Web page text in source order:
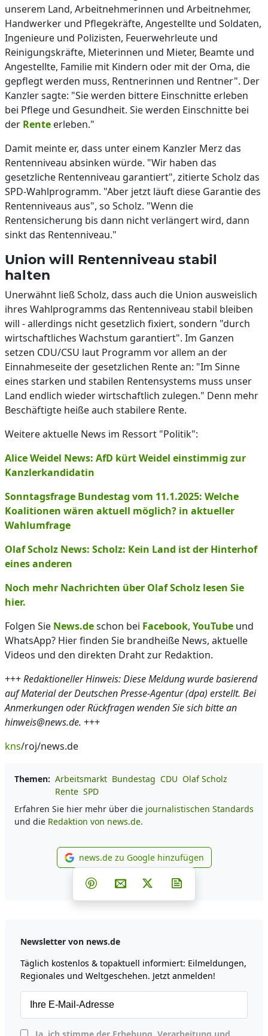
unserem Land, Arbeitnehmerinnen und Arbeitnehmer,
Handwerker und Pflegekräfte, Angestellte und Soldaten,
Ingenieure und Polizisten, Feuerwehrleute und
Reinigungskräfte, Mieterinnen und Mieter, Beamte und
Angestellte, Familie mit Kindern oder mit der Oma, die
gepflegt werden muss, Rentnerinnen und Rentner". Der
Kanzler sagte: "Sie werden bittere Einschnitte erleben
bei Pflege und Gesundheit. Sie werden Einschnitte bei
der Rente erleben."
Damit meinte er, dass unter einem Kanzler Merz das
Rentenniveau absinken würde. "Wir haben das
gesetzliche Rentenniveau garantiert", zitierte Scholz das
SPD-Wahlprogramm. "Aber jetzt läuft diese Garantie des
Rentenniveaus aus", so Scholz. "Wenn die
Rentensicherung bis dann nicht verlängert wird, dann
sinkt das Rentenniveau."
Union will Rentenniveau stabil
halten
Unerwähnt ließ Scholz, dass auch die Union ausweislich
ihres Wahlprogramms das Rentenniveau stabil bleiben
will - allerdings nicht gesetzlich fixiert, sondern "durch
wirtschaftliches Wachstum garantiert". Im Ganzen
setzen CDU/CSU laut Programm vor allem an der
Einnahmeseite der gesetzlichen Rente an: "Im Sinne
eines starken und stabilen Rentensystems muss unser
Land endlich wieder wirtschaftlich zulegen." Denn mehr
Beschäftigte heiße auch stabilere Rente.
Weitere aktuelle News im Ressort "Politik":
Alice Weidel News: AfD kürt Weidel einstimmig zur
Kanzlerkandidatin
Sonntagsfrage Bundestag vom 11.1.2025: Welche
Koalitionen wären aktuell möglich? in aktueller
Wahlumfrage
Olaf Scholz News: Scholz: Kein Land ist der Hinterhof
eines anderen
Noch mehr Nachrichten über Olaf Scholz lesen Sie
hier.
Folgen Sie News.deschon bei Facebook, YouTube und
WhatsApp? Hier finden Sie brandheiße News, aktuelle
Videos und den direkten Draht zur Redaktion.
+++Redaktioneller Hinweis: Diese Meldung wurde basierend
auf Material der Deutschen Presse-Agentur (dpa) erstellt. Bei
Anmerkungen oder Rückfragen wenden Sie sich bitte an
hinweis@news.de. +++
kns/roj/news.de
Themen: Arbeitsmarkt Bundestag CDU Olaf Scholz
Rente SPD
Erfahren Sie hier mehr über die journalistischen Standards
und die Redaktion von news.de.
news.de zu Google
news.de zu Google hinzufügen
Teilen auf Facebook
Teilen auf Whatsapp
Teilen auf Telegram
Teilen auf Pinterest
Per E-Mail teilen
Post auf X
Newsletter von news.de
Täglich kostenlos & topaktuell informiert: Eilmeldungen,
Regionales und Weltgeschehen. Jetzt anmelden!